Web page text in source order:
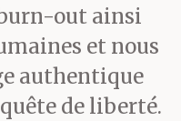
out ainsi
et nous
authentique
de liberté.